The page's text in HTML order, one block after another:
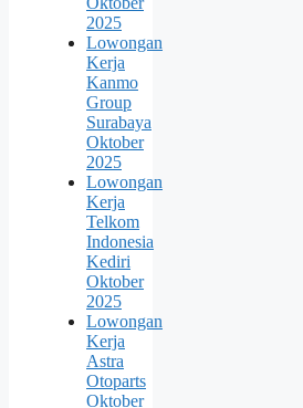
2025
Lowongan
Kerja
Kanmo
Group
Surabaya
Oktober
2025
Lowongan
Kerja
Telkom
Indonesia
Kediri
Oktober
2025
Lowongan
Kerja
Astra
Otoparts
Oktober